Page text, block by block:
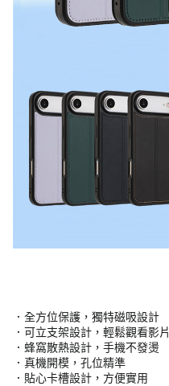
．全方位保護，獨特磁吸設計
．可立支架設計，輕鬆觀看影片
．蜂窩散熱設計，手機不發燙
．真機開模，孔位精準
．貼心卡槽設計，方便實用